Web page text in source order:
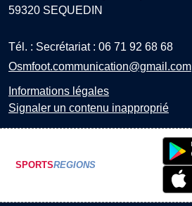
59320 SEQUEDIN
Tél. : Secrétariat : 06 71 92 68 68
Osmfoot.communication@gmail.com
Informations légales
Signaler un contenu inapproprié
SPORTSREGIONS